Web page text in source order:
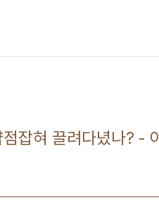
잡혀 끌려다녔나? -